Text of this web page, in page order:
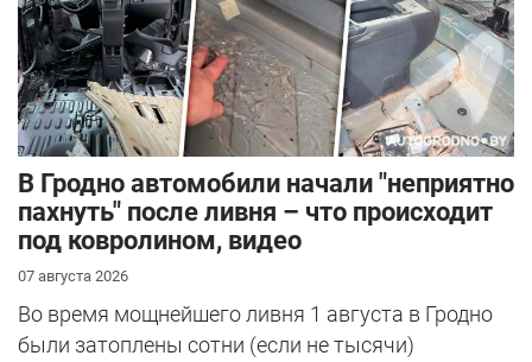
В Гродно автомобили начали "неприятно
пахнуть" после ливня – что происходит
под ковролином, видео
07 августа 2026
Во время мощнейшего ливня 1 августа в Гродно
были затоплены сотни (если не тысячи)